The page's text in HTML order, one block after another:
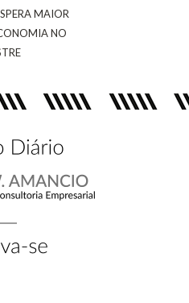
MAIOR
NO